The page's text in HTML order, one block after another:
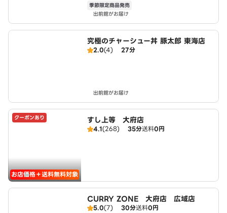
季節限定商品発売
出前館がお届け
究極のチャーシュー丼 豚太郎 東海店
2.0(4) 27分
出前館がお届け
クーポンあり
お店価格＋送料無料対象
すし上等 大府店
4.1(268) 35分送料0円
CURRY ZONE 大府店 広域店
5.0(7) 30分送料0円